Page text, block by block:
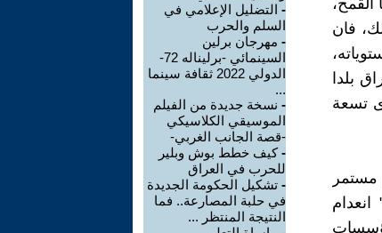
فان
بلدا
تسعة
مستمر
- التضليل الإعلامي في
السلم والحرب
- مهرجان برلين
السينمائي -برليناله 72-
الدولي 2022 ثقافة سينما
...
- نسخة جديدة من الفيلم
الموسيقي الكلاسيكي
-قصة الجانب الغربي-
-كيف خطط بوش وبلير
للحرب في العراق
- تشكيل الحكومة الجديدة
في حلبة المصارعة.. فما
النتيجة المنتظر ...